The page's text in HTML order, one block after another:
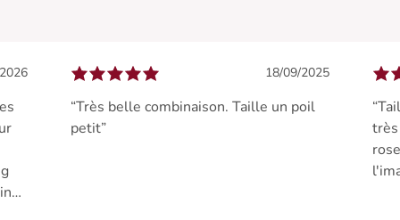
18/09/2025
“Très belle combinaison. Taille un poil
petit”